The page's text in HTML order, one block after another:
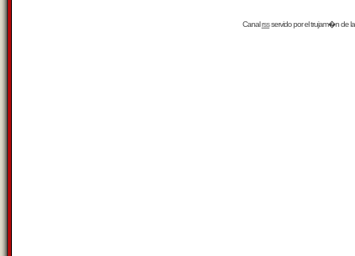
Canalrssservido por eltrujam�nde